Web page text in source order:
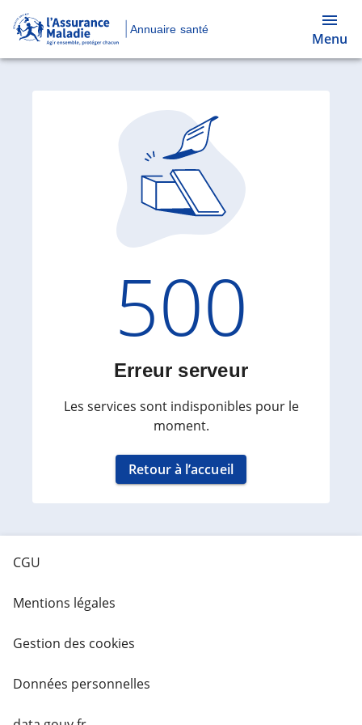
Annuaire santé
Menu
Code
500
Erreur serveur
Les services sont indisponibles pour le
moment.
Retour à l’accueil
CGU
Mentions légales
Gestion des cookies
Données personnelles